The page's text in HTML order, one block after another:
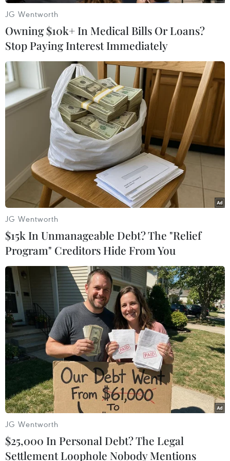
#tiệm nail #New York #Tai nạn
#Thương vong
#Tai nạn ôtô
Mỹ
Theo dõi VietnamPlus
TIN LIÊN QUAN
Va chạm giữa xe buýt và xe tải khiến 13
người thiệt mạng tại Ấn Độ
JG Wentworth
Owning $10k+ In Medical Bills Or Loans?
Stop Paying Interest Immediately
JG Wentworth
$15k In Unmanageable Debt? The "Relief
Program" Creditors Hide From You
JG Wentworth
$25,000 In Personal Debt? The Legal
Settlement Loophole Nobody Mentions